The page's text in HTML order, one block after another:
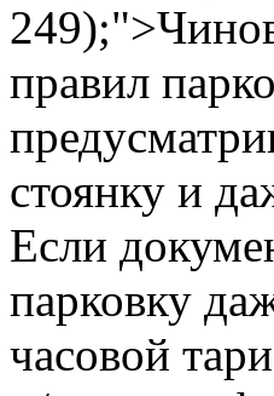
правил
стоянку и
Если
парковку
часовой